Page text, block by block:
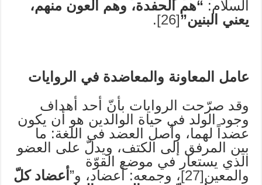
السلام: “هم الحفدة، وهم العون منهم،
يعني البنين”[26]
.
عامل المعاونة والمعاضدة في الروايات
وقد صرّحت الروايات بأنّ أحد أهداف
وجود الولد في حياة الوالدين هو أن يكون
عضداً لهما، وأصل العضد في اللغة: ما
بين المرفق إلى الكتف، ويدلّ على العضو
الذي يستعار في موضع القوّة
والمعين[27] ، وجمعه: أعضاد، و” أعضاد كلّ